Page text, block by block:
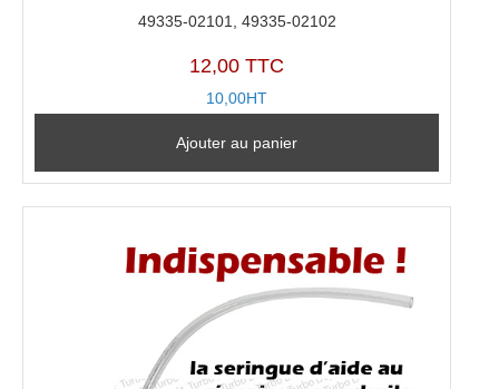
49335-02101, 49335-02102
12,00 TTC
10,00HT
Ajouter au panier